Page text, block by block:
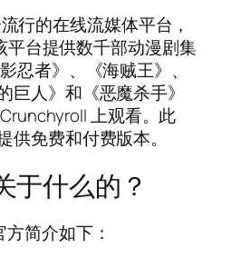
行的在线流媒体平台，
平台提供数千部动漫剧集
忍者》、《海贼王》、
巨人》和《恶魔杀手》
上观看。此
供免费和付费版本。
于什么的？
简介如下：